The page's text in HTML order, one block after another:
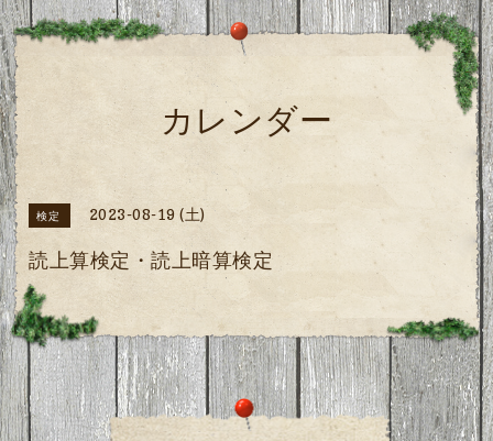
カレンダー
検定 2023-08-19 (土)
読上算検定・読上暗算検定